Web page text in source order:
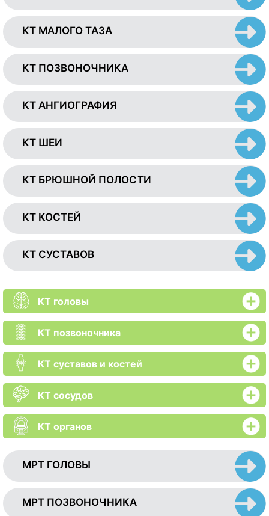
КТ МАЛОГО ТАЗА
КТ ПОЗВОНОЧНИКА
КТ АНГИОГРАФИЯ
КТ ШЕИ
КТ БРЮШНОЙ ПОЛОСТИ
КТ КОСТЕЙ
КТ СУСТАВОВ
КТ головы
КТ позвоночника
КТ суставов и костей
КТ сосудов
КТ органов
МРТ ГОЛОВЫ
МРТ ПОЗВОНОЧНИКА